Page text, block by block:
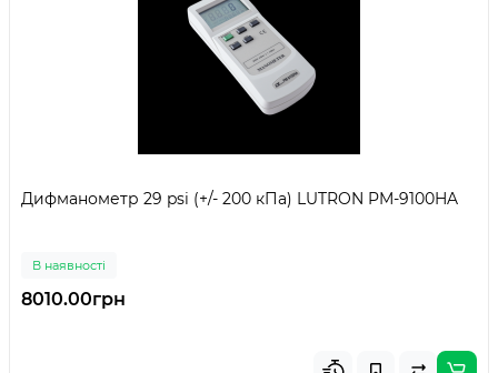
Дифманометр 29 psi (+/- 200 кПа) LUTRON PM-9100HA
В наявності
8010.00грн